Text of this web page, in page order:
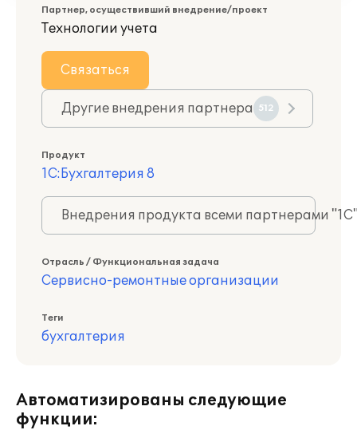
Партнер, осуществивший внедрение/проект
Технологии учета
Связаться
Другие внедрения партнера 512
Продукт
1С:Бухгалтерия 8
Внедрения продукта всеми партнерами
Отрасль / Функциональная задача
Сервисно-ремонтные организации
Теги
бухгалтерия
Автоматизированы следующие
функции: